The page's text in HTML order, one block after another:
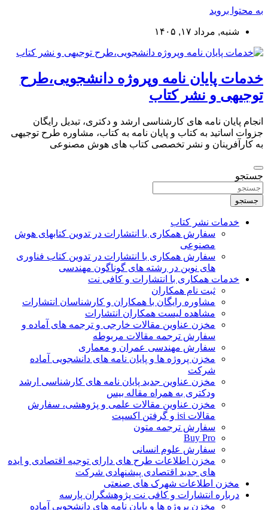
به محتوا بروید
شنبه, مرداد ۱۷, ۱۴۰۵
خدمات پایان نامه وپروژه دانشجویی،طرح
توجیهی و نشر کتاب
انجام پایان نامه های کارشناسی ارشد و دکتری، تبدیل رایگان
جزوات اساتید به کتاب و پایان نامه به کتاب، مشاوره طرح توجیهی
به کارآفرینان و نشر تخصصی کتاب های هوش مصنوعی
جستجو
جستجو
خدمات نشر کتاب
سفارش همکاری با انتشارات در تدوین کتابهای هوش
مصنوعی
سفارش همکاری با انتشارات در تدوین کتاب فناوری
های نوین در رشته های گوناگون مهندسی
خدمات همکاری با انتشارات و کافی نت
ثبت نام همکاران
مشاوره رایگان با همکاران و کارشناسان انتشارات
مشاهده لیست همکاران انتشارات
مخزن عناوین مقالات خارجی و ترجمه های آماده و
سفارش ترجمه مقالات مربوطه
سفارش مهندسی عمران و معماری
مخزن پروژه ها و پایان نامه های دانشجویی آماده
شرکت
مخزن عناوین جدید پایان نامه های کارشناسی ارشد
ودکتری به همراه مقاله بیس
مخزن عناوین مقالات علمی و پژوهشی، سفارش
مقالات isi و گرفتن اکسپت
سفارش ترجمه متون
Buy Pro
سفارش علوم انسانی
مخزن اطلاعات طرح های دارای توجیه اقتصادی و ایده
های جدید اقتصادی پیشنهادی شرکت
مخزن اطلاعات شهرک های صنعتی
درباره انتشارات و کافی نت پژوهشگران پارسه
مخزن پروژه ها و پایان نامه های دانشجویی آماده